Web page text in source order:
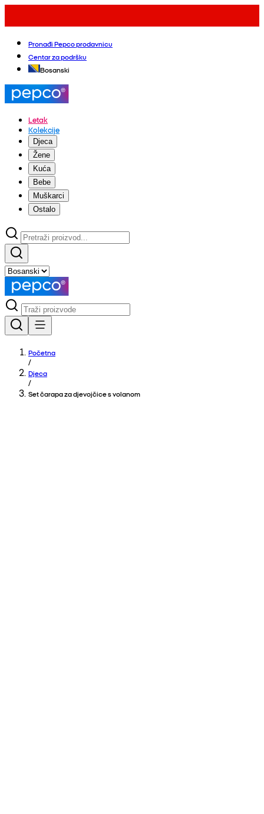
Pronađi Pepco prodavnicu
Centar za podršku
Bosanski
Letak
Kolekcije
Djeca
Žene
Kuća
Bebe
Muškarci
Ostalo
Početna
/
Djeca
/
Set čarapa za djevojčice s volanom